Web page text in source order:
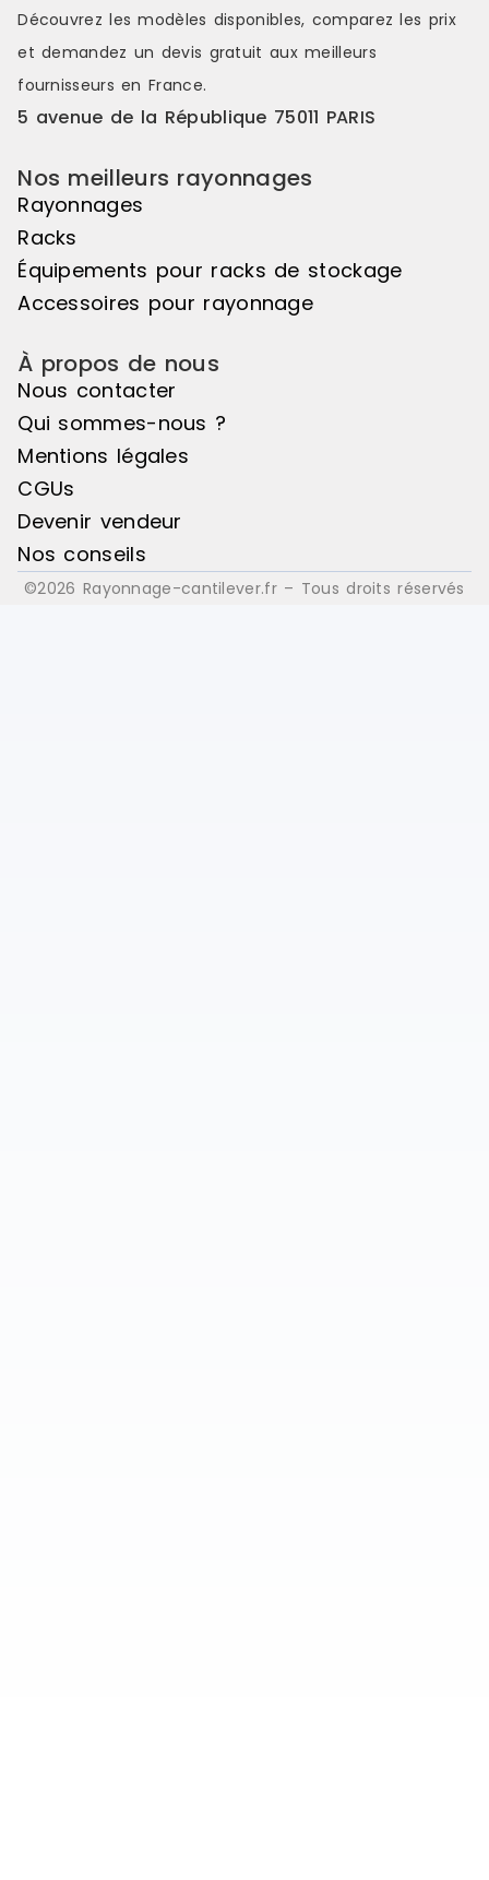
distinctes et attrayantes. Le pas de
50mm vous offre une véritable
liberté d'utilisation. Veuillez noter
que cet élément suivant ne peut
autonome, il doit être associé à
ensemble harmonieux. Couleur
principale : Noir, Matière principale
: Bois
distinctes
50mm
Découvrez les modèles disponibles, comparez les prix
et demandez un devis gratuit aux meilleurs
fournisseurs en France.
5 avenue de la République 75011 PARIS
Nos meilleurs rayonnages
Rayonnages
Racks
Équipements pour racks de stockage
Accessoires pour rayonnage
À propos de nous
Nous contacter
Qui sommes-nous ?
Mentions légales
CGUs
Devenir vendeur
Nos conseils
©2026 Rayonnage-cantilever.fr – Tous droits réservés